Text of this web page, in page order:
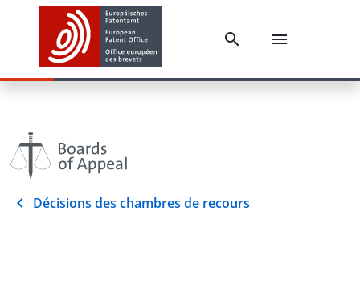
Décisions des chambres de recours